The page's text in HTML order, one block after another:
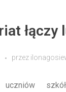
łączy
przez
uczniów